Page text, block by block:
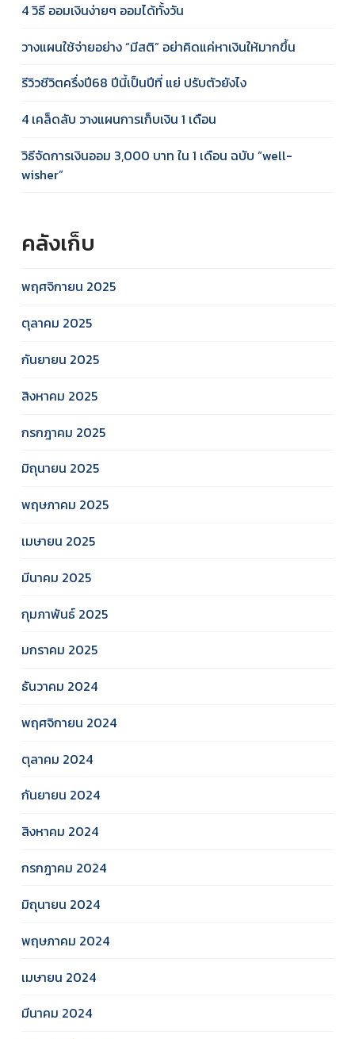
4 วิธี ออมเงินง่ายๆ ออมได้ทั้งวัน
วางแผนใช้จ่ายอย่าง “มีสติ” อย่าคิดแค่หาเงินให้มากขึ้น
รีวิวชีวิตครึ่งปี68 ปีนี้เป็นปีที่ แย่ ปรับตัวยังไง
4 เคล็ดลับ วางแผนการเก็บเงิน 1 เดือน
วิธีจัดการเงินออม 3,000 บาท ใน 1 เดือน ฉบับ “well-
wisher”
คลังเก็บ
พฤศจิกายน 2025
ตุลาคม 2025
กันยายน 2025
สิงหาคม 2025
กรกฎาคม 2025
มิถุนายน 2025
พฤษภาคม 2025
เมษายน 2025
มีนาคม 2025
กุมภาพันธ์ 2025
มกราคม 2025
ธันวาคม 2024
พฤศจิกายน 2024
ตุลาคม 2024
กันยายน 2024
สิงหาคม 2024
กรกฎาคม 2024
มิถุนายน 2024
พฤษภาคม 2024
เมษายน 2024
มีนาคม 2024